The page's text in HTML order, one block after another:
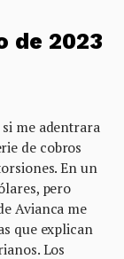
de 2023
me adentrara
de cobros
En un
pero
Avianca me
que explican
Los